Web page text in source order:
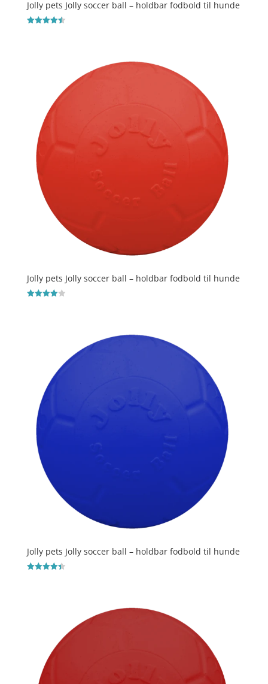
Jolly pets Jolly soccer ball – holdbar fodbold til hunde
Jolly pets Jolly soccer ball – holdbar fodbold til hunde
Jolly pets Jolly soccer ball – holdbar fodbold til hunde